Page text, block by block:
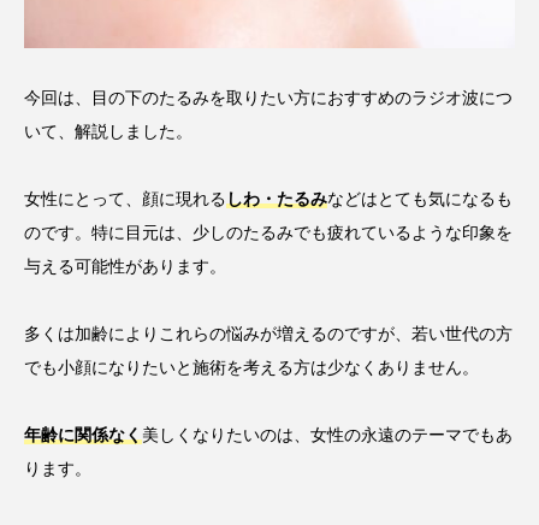
今回は、目の下のたるみを取りたい方におすすめのラジオ波につ
いて、解説しました。
女性にとって、顔に現れる しわ・たるみなどはとても気になるも
のです。特に目元は、少しのたるみでも疲れているような印象を
与える可能性があります。
多くは加齢によりこれらの悩みが増えるのですが、若い世代の方
でも小顔になりたいと施術を考える方は少なくありません。
年齢に関係なく 美しくなりたいのは、女性の永遠のテーマでもあ
ります。